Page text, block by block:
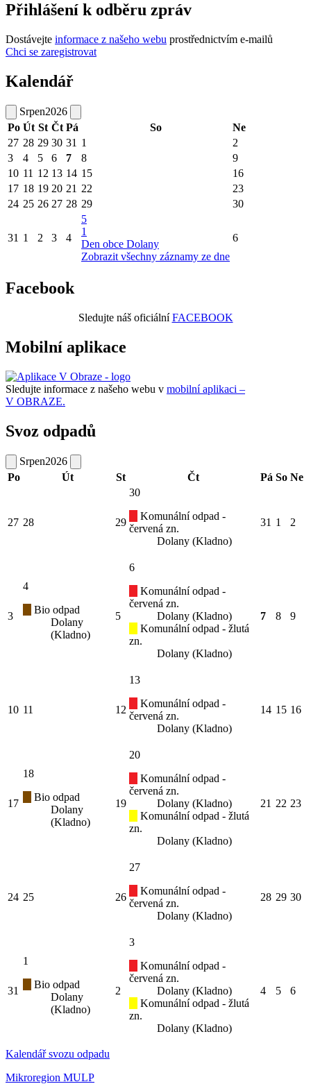
Přihlášení k odběru zpráv
Dostávejte informace z našeho webu prostřednictvím e-mailů
Chci se zaregistrovat
Kalendář
Srpen2026
Po Út St Čt Pá So
Ne
27 28 29 30 31 1
2
3
4 5 6 7 8
9
10 11 12 13 14 15
16
17 18 19 20 21 22
23
24 25 26 27 28 29 30
31 1 2 3 4
5
1
Den obce Dolany
Zobrazit všechny záznamy ze dne
6
Facebook
Sledujte náš oficiálníFACEBOOK
Mobilní aplikace
Sledujte informace z našeho webu v mobilní aplikaci –
V OBRAZE.
Svoz odpadů
Srpen2026
Po
Út St Čt Pá So Ne
27 28 29
30
Komunální odpad -
červená zn.
Dolany (Kladno)
31 1 2
3
4
Bio odpad
Dolany
(Kladno)
5
6
Komunální odpad -
červená zn.
Dolany (Kladno)
Komunální odpad - žlutá
zn.
Dolany (Kladno)
7 8 9
10 11 12
13
Komunální odpad -
červená zn.
Dolany (Kladno)
14 15 16
17
18
Bio odpad
Dolany
(Kladno)
19
20
Komunální odpad -
červená zn.
Dolany (Kladno)
Komunální odpad - žlutá
zn.
Dolany (Kladno)
21 22 23
24 25 26
27
Komunální odpad -
červená zn.
Dolany (Kladno)
28 29 30
31
1
Bio odpad
Dolany
(Kladno)
2
3
Komunální odpad -
červená zn.
Dolany (Kladno)
Komunální odpad - žlutá
zn.
Dolany (Kladno)
4 5 6
Kalendář svozu odpadu
Mikroregion MULP